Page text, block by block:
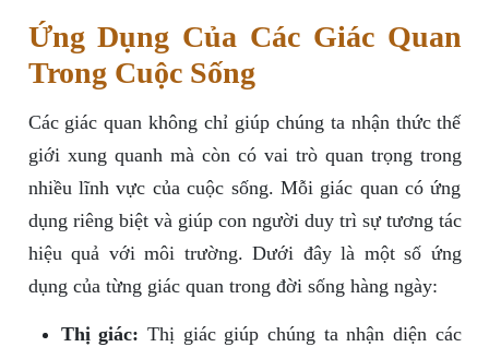
Ứng Dụng Của Các Giác Quan
Trong Cuộc Sống
Các giác quan không chỉ giúp chúng ta nhận thức thế
giới xung quanh mà còn có vai trò quan trọng trong
nhiều lĩnh vực của cuộc sống. Mỗi giác quan có ứng
dụng riêng biệt và giúp con người duy trì sự tương tác
hiệu quả với môi trường. Dưới đây là một số ứng
dụng của từng giác quan trong đời sống hàng ngày:
Thị giác: Thị giác giúp chúng ta nhận diện các